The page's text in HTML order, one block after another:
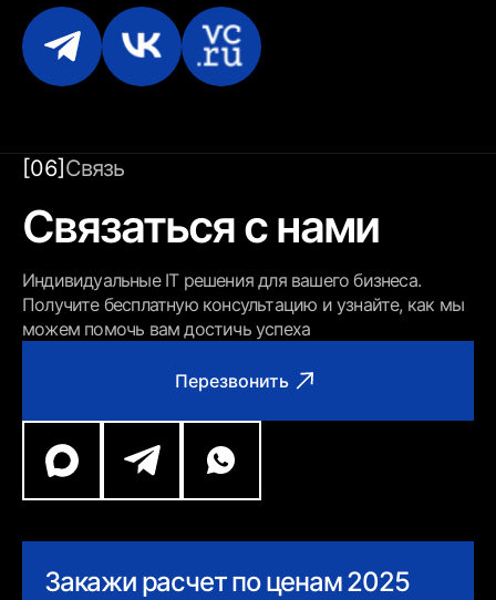
Перезвонить
[06]Связь
Связаться с нами
Индивидуальные IT решения для вашего бизнеса.
Получите бесплатную консультацию и узнайте, как мы
можем помочь вам достичь успеха
Закажи расчет по ценам 2025